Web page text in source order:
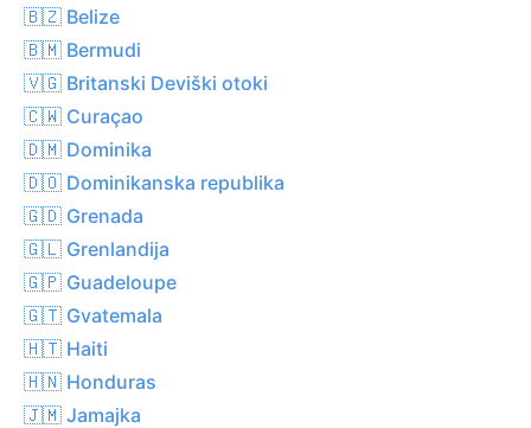
🇧🇿 Belize
🇧🇲 Bermudi
🇻🇬 Britanski Deviški otoki
🇨🇼 Curaçao
🇩🇲 Dominika
🇩🇴 Dominikanska republika
🇬🇩 Grenada
🇬🇱 Grenlandija
🇬🇵 Guadeloupe
🇬🇹 Gvatemala
🇭🇹 Haiti
🇭🇳 Honduras
🇯🇲 Jamajka